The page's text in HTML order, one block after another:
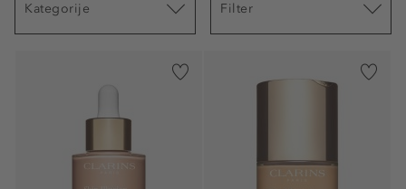
Kategorije Filter